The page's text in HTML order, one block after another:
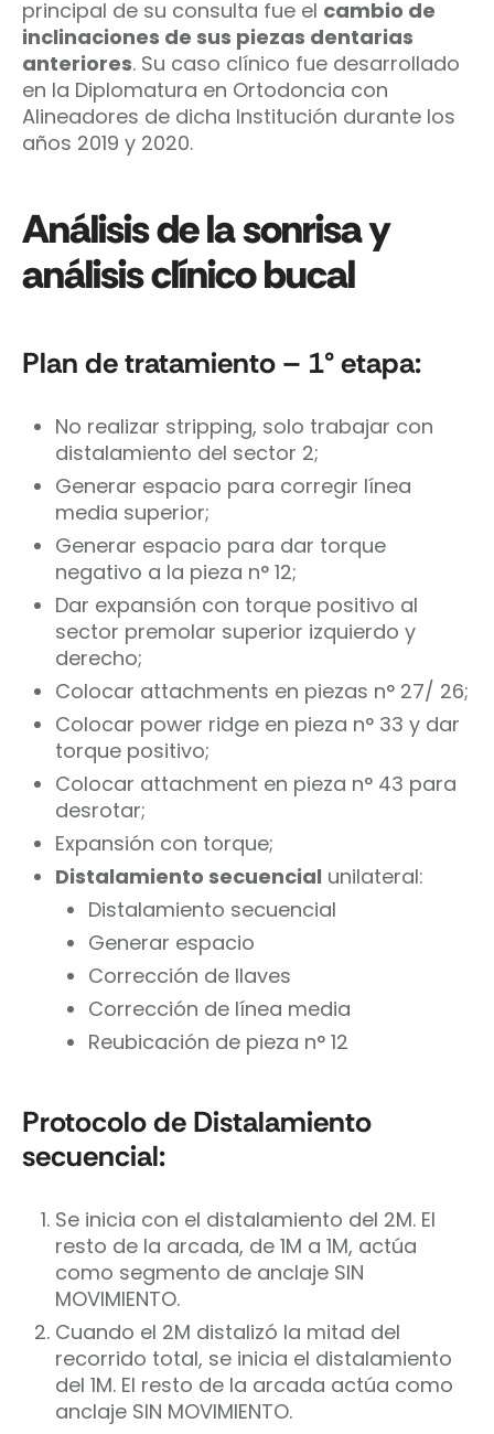
principal de su consulta fue el cambio de
inclinaciones de sus piezas dentarias
anteriores. Su caso clínico fue desarrollado
en la Diplomatura en Ortodoncia con
Alineadores de dicha Institución durante los
años 2019 y 2020.
Análisis de la sonrisa y
análisis clínico bucal
Plan de tratamiento – 1° etapa:
No realizar stripping, solo trabajar con
distalamiento del sector 2;
Generar espacio para corregir línea
media superior;
Generar espacio para dar torque
negativo a la pieza n° 12;
Dar expansión con torque positivo al
sector premolar superior izquierdo y
derecho;
Colocar attachments en piezas n° 27/ 26;
Colocar power ridge en pieza n° 33 y dar
torque positivo;
Colocar attachment en pieza n° 43 para
desrotar;
Expansión con torque;
Distalamiento secuencial unilateral:
Distalamiento secuencial
Generar espacio
Corrección de llaves
Corrección de línea media
Reubicación de pieza n° 12
Protocolo de Distalamiento
secuencial:
Se inicia con el distalamiento del 2M. El
resto de la arcada, de 1M a 1M, actúa
como segmento de anclaje SIN
MOVIMIENTO.
Cuando el 2M distalizó la mitad del
recorrido total, se inicia el distalamiento
del 1M. El resto de la arcada actúa como
anclaje SIN MOVIMIENTO.